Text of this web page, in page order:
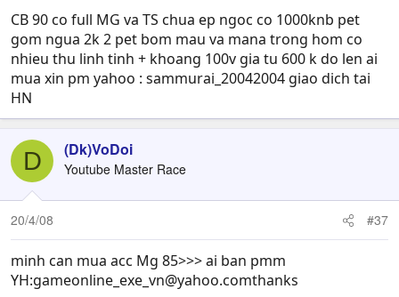
CB 90 co full MG va TS chua ep ngoc co 1000knb pet
gom ngua 2k 2 pet bom mau va mana trong hom co
nhieu thu linh tinh + khoang 100v gia tu 600 k do len ai
mua xin pm yahoo : sammurai_20042004 giao dich tai
HN
D (Dk)VoDoi
Youtube Master Race
20/4/08 #37
minh can mua acc Mg 85>>> ai ban pmm
YH:gameonline_exe_vn@yahoo.comthanks